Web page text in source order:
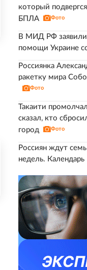
который
БПЛА
Фото
В МИД РФ заявили
помощи Украине
Россиянка
ракетку мира
Фото
Такаити
сказал, кто
город
Фото
Россиян ждут
недель. Календарь